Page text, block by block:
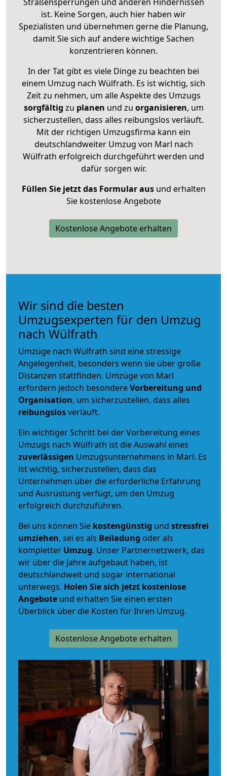
ist. Keine Sorgen, auch hier haben wir
Spezialisten und übernehmen gerne die Planung,
damit Sie sich auf andere wichtige Sachen
konzentrieren können.
In der Tat gibt es viele Dinge zu beachten bei
einem Umzug nach Wülfrath. Es ist wichtig, sich
Zeit zu nehmen, um alle Aspekte des Umzugs
sorgfältig zu planen und zu organisieren, um
sicherzustellen, dass alles reibungslos verläuft.
Mit der richtigen Umzugsfirma kann ein
deutschlandweiter Umzug von Marl nach
Wülfrath erfolgreich durchgeführt werden und
dafür sorgen wir.
Füllen Sie jetzt das Formular ausund erhalten
Sie kostenlose Angebote
Kostenlose Angebote erhalten
Wir sind die besten
Umzugsexperten für den Umzug
nach Wülfrath
Umzüge nach Wülfrath sind eine stressige
Angelegenheit, besonders wenn sie über große
Distanzen stattfinden. Umzüge von Marl
erfordern jedoch besondereVorbereitung und
Organisation, um sicherzustellen, dass alles
reibungslosverläuft.
Ein wichtiger Schritt bei der Vorbereitung eines
Umzugs nach Wülfrath ist die Auswahl eines
zuverlässigen Umzugsunternehmens in Marl. Es
ist wichtig, sicherzustellen, dass das
Unternehmen über die erforderliche Erfahrung
und Ausrüstung verfügt, um den Umzug
erfolgreich durchzuführen.
Bei uns können Sie kostengünstig und stressfrei
umziehen, sei es als Beiladung oder als
kompletter Umzug. Unser Partnernetzwerk, das
wir über die Jahre aufgebaut haben, ist
deutschlandweit und sogar international
unterwegs. Holen Sie sich jetzt kostenlose
Angebote und erhalten Sie einen ersten
Überblick über die Kosten für Ihren Umzug.
Kostenlose Angebote erhalten